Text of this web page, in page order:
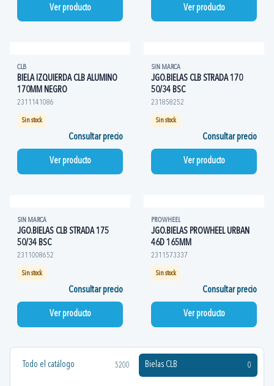
Todo el catálogo 5200 Bielas CLB 0
Ver producto Ver producto
CLB
BIELA IZQUIERDA CLB ALUMINO
170MM NEGRO
2311141086
Sin stock
Consultar precio
Ver producto
SIN MARCA
JGO.BIELAS CLB STRADA 170
50/34 BSC
231858252
Sin stock
Consultar precio
Ver producto
SIN MARCA
JGO.BIELAS CLB STRADA 175
50/34 BSC
2311008652
Sin stock
Consultar precio
Ver producto
PROWHEEL
JGO.BIELAS PROWHEEL URBAN
46D 165MM
2311573337
Sin stock
Consultar precio
Ver producto